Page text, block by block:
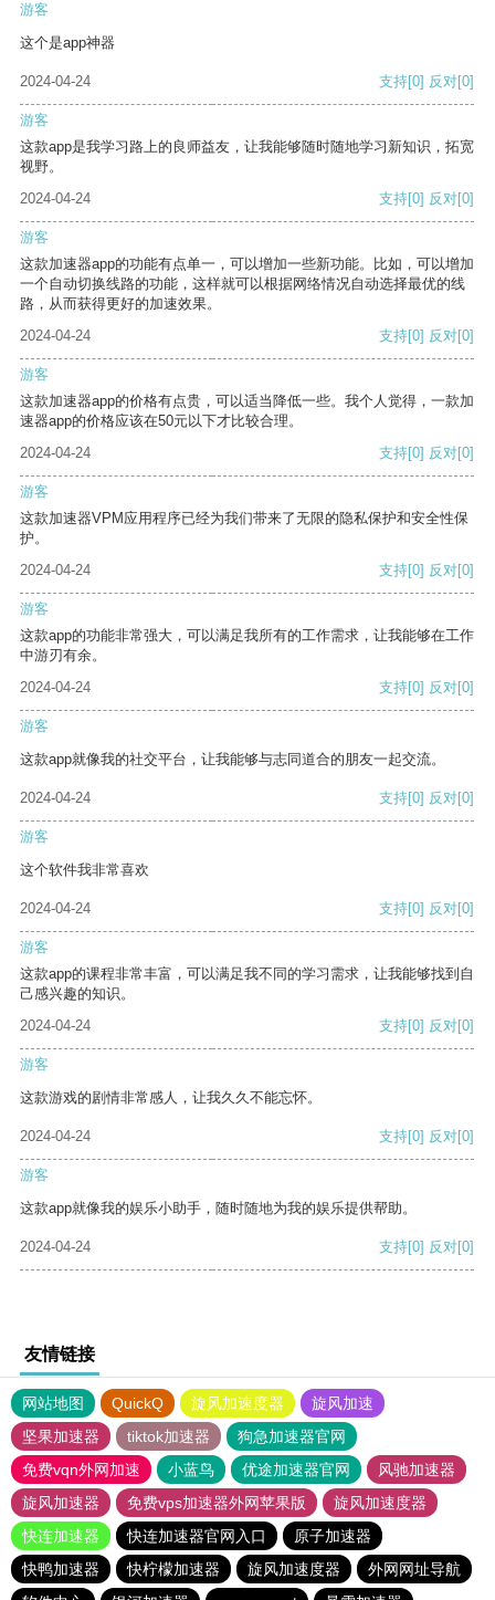
游客
这个是app神器
2024-04-24 支持[0] 反对[0]
游客
这款app是我学习路上的良师益友，让我能够随时随地学习新知识，拓宽
视野。
2024-04-24
支持[0] 反对[0]
游客
这款加速器app的功能有点单一，可以增加一些新功能。比如，可以增加
一个自动切换线路的功能，这样就可以根据网络情况自动选择最优的线
路，从而获得更好的加速效果。
2024-04-24
支持[0] 反对[0]
游客
这款加速器app的价格有点贵，可以适当降低一些。我个人觉得，一款加
速器app的价格应该在50元以下才比较合理。
2024-04-24
支持[0] 反对[0]
游客
这款加速器VPM应用程序已经为我们带来了无限的隐私保护和安全性保
护。
2024-04-24
支持[0] 反对[0]
游客
这款app的功能非常强大，可以满足我所有的工作需求，让我能够在工作
中游刃有余。
2024-04-24
支持[0] 反对[0]
游客
这款app就像我的社交平台，让我能够与志同道合的朋友一起交流。
2024-04-24 支持[0] 反对[0]
游客
这个软件我非常喜欢
2024-04-24 支持[0] 反对[0]
游客
这款app的课程非常丰富，可以满足我不同的学习需求，让我能够找到自
己感兴趣的知识。
2024-04-24
支持[0] 反对[0]
游客
这款游戏的剧情非常感人，让我久久不能忘怀。
2024-04-24 支持[0] 反对[0]
游客
这款app就像我的娱乐小助手，随时随地为我的娱乐提供帮助。
2024-04-24 支持[0] 反对[0]
友情链接
网站地图 QuickQ 旋风加速度器
旋风加速
坚果加速器
tiktok加速器
狗急加速器官网
免费vqn外网加速
小蓝鸟 优途加速器官网
风驰加速器
旋风加速器
免费vps加速器外网苹果版
旋风加速度器
快连加速器
快连加速器官网入口
原子加速器
快鸭加速器
快柠檬加速器 旋风加速度器
外网网址导航